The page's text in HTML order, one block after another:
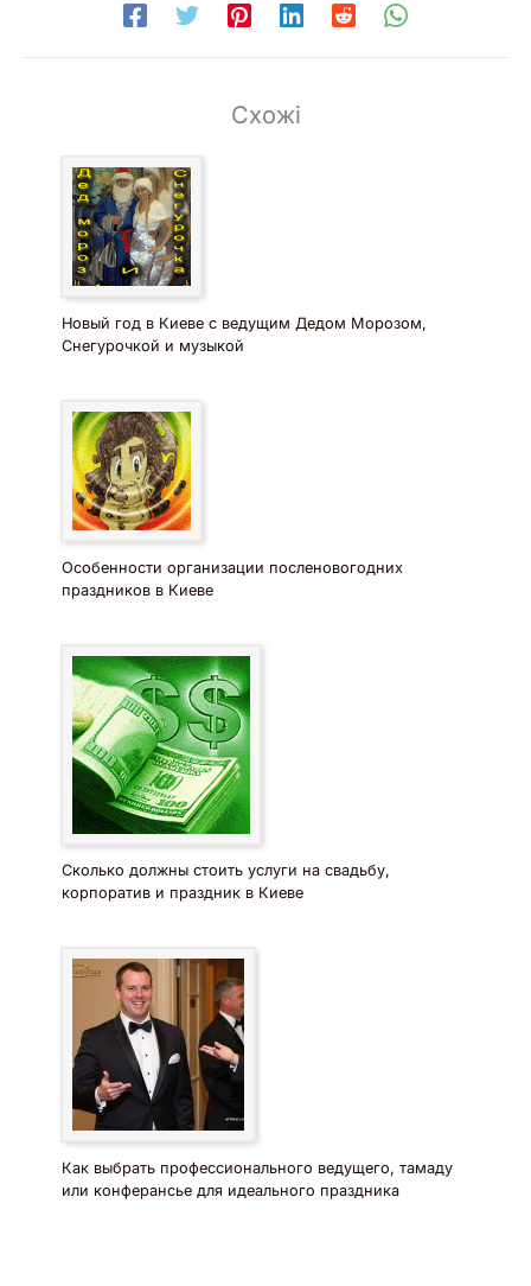
Схожі
Новый год в Киеве с ведущим Дедом Морозом,
Снегурочкой и музыкой
Особенности организации посленовогодних
праздников в Киеве
Сколько должны стоить услуги на свадьбу,
корпоратив и праздник в Киеве
Как выбрать профессионального ведущего, тамаду
или конферансье для идеального праздника